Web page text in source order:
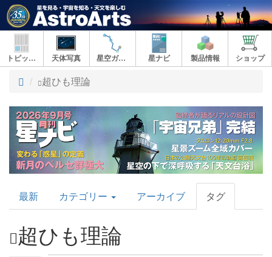
トピックス 天体写真 星空ガイド 星ナビ 製品情報 ショップ
ト
プ
超ひも理論
AstroArts
Topics
最新 カテゴリー アーカイブ タグ
超ひも理論